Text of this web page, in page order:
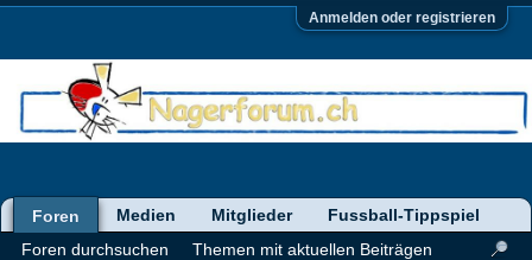
Anmelden oder registrieren
Foren
Foren durchsuchen
Themen mit aktuellen Beiträgen
Medien Mitglieder Fussball-Tippspiel